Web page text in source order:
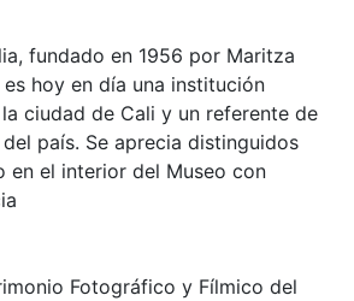
fundado en 1956 por Maritza
hoy en día una institución
ciudad de Cali y un referente de
país. Se aprecia distinguidos
en el interior del Museo con
Fotográfico y Fílmico del